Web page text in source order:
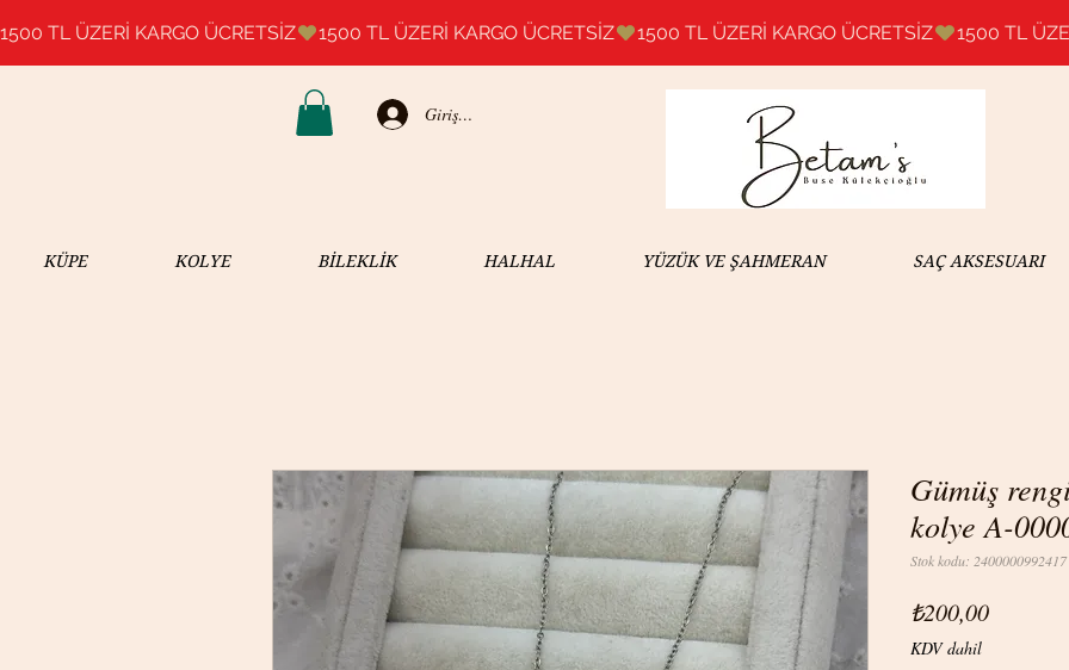
1500 TL ÜZERİ KARGO ÜCRETSİZ
Giriş Yap
KÜPE KOLYE BİLEKLİK HALHAL YÜZÜK VE ŞAHMERAN SAÇ AKSESUARI
Gümüş
kolye A-
Stok kodu: 2400000992417
₺200,00Fiyat
KDV dahil